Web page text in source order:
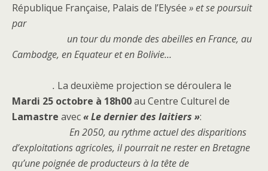
République Française, Palais de l’Elysée » et se poursuit
par
un tour du monde des abeilles en France, au
Cambodge, en Equateur et en Bolivie…
. La deuxième projection se déroulera le
Mardi 25 octobre à 18h00au Centre Culturel de
Lamastre avec« Le dernier des laitiers »:
En 2050, au rythme actuel des disparitions
d’exploitations agricoles, il pourrait ne rester en Bretagne
qu’une poignée de producteurs à la tête de